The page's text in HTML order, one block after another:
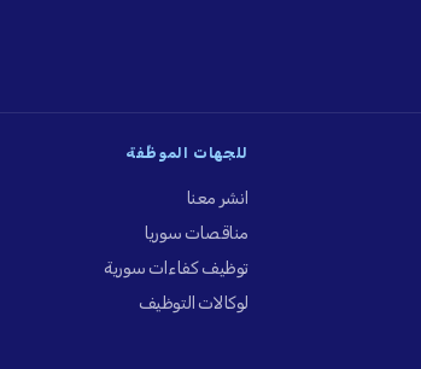
للجهات الموظِّفة
انشر معنا
مناقصات سوريا
توظيف كفاءات سورية
لوكالات التوظيف